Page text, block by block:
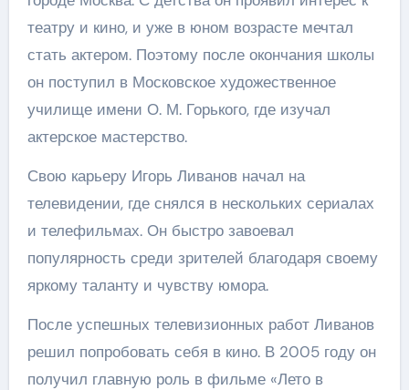
театру и кино, и уже в юном возрасте мечтал
стать актером. Поэтому после окончания школы
он поступил в Московское художественное
училище имени О. М. Горького, где изучал
актерское мастерство.
Свою карьеру Игорь Ливанов начал на
телевидении, где снялся в нескольких сериалах
и телефильмах. Он быстро завоевал
популярность среди зрителей благодаря своему
яркому таланту и чувству юмора.
После успешных телевизионных работ Ливанов
решил попробовать себя в кино. В 2005 году он
получил главную роль в фильме «Лето в